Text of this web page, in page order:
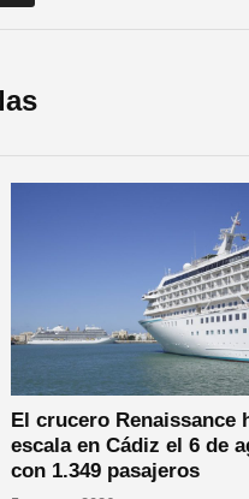
El crucero Renaissance
escala en Cádiz el 6 de
con 1.349 pasajeros